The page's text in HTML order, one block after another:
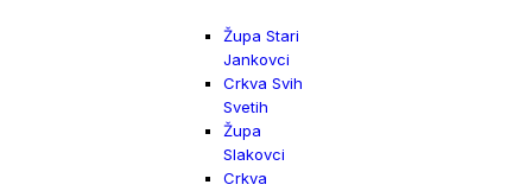
Župa Stari
Jankovci
Crkva Svih
Svetih
Župa
Slakovci
Crkva